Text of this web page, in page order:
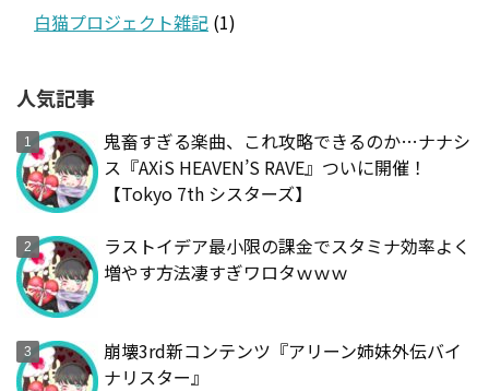
白猫プロジェクト雑記 (1)
人気記事
鬼畜すぎる楽曲、これ攻略できるのか…ナナシ
ス『AXiS HEAVEN’S RAVE』ついに開催！
【Tokyo 7th シスターズ】
ラストイデア最小限の課金でスタミナ効率よく
増やす方法凄すぎワロタｗｗｗ
崩壊3rd新コンテンツ『アリーン姉妹外伝バイ
ナリスター』